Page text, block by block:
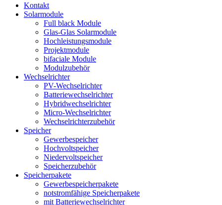
Kontakt
Solarmodule
Full black Module
Glas-Glas Solarmodule
Hochleistungsmodule
Projektmodule
bifaciale Module
Modulzubehör
Wechselrichter
PV-Wechselrichter
Batteriewechselrichter
Hybridwechselrichter
Micro-Wechselrichter
Wechselrichterzubehör
Speicher
Gewerbespeicher
Hochvoltspeicher
Niedervoltspeicher
Speicherzubehör
Speicherpakete
Gewerbespeicherpakete
notstromfähige Speicherpakete
mit Batteriewechselrichter